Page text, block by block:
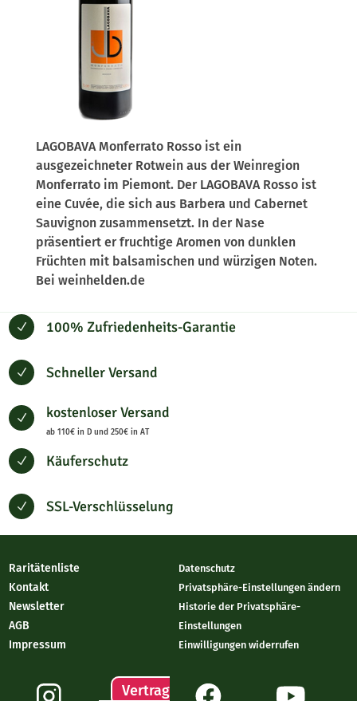
LAGOBAVA Monferrato Rosso ist ein
ausgezeichneter Rotwein aus der Weinregion
Monferrato im Piemont. Der LAGOBAVA Rosso ist
eine Cuvée, die sich aus Barbera und Cabernet
Sauvignon zusammensetzt. In der Nase
präsentiert er fruchtige Aromen von dunklen
Früchten mit balsamischen und würzigen Noten.
Bei weinhelden.de
N 100% Zufriedenheits-Garantie
N Schneller Versand
N kostenloser Versand
ab 110€ in D und 250€ in AT
N Käuferschutz
N SSL-Verschlüsselung
Raritätenliste
Kontakt
Newsletter
AGB
Impressum
Datenschutz
Privatsphäre-Einstellungen ändern
Historie der Privatsphäre-
Einstellungen
Einwilligungen widerrufen
Vertrag